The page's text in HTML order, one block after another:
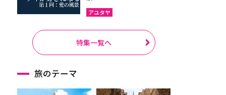
アユタヤ
特集一覧へ
旅のテーマ